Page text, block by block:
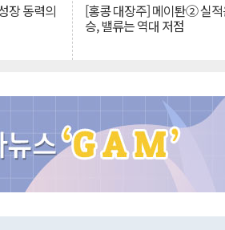
장 동력의 [홍콩 대장주] 메이퇀② 실
승, 밸류는 역대 저점